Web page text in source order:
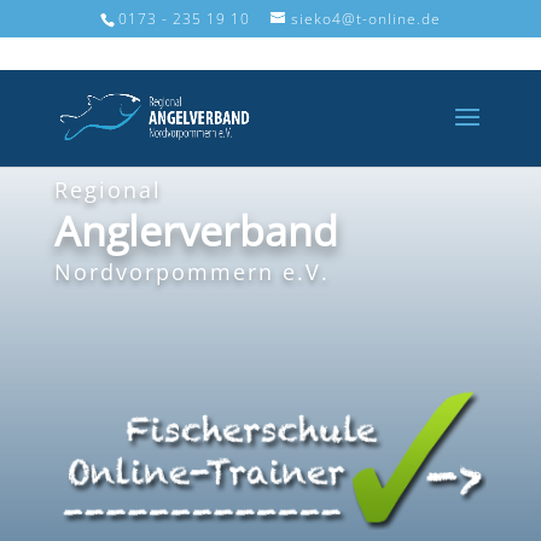
0173 - 235 19 10 sieko4@t-online.de
Regional
Anglerverband
Nordvorpommern e.V.